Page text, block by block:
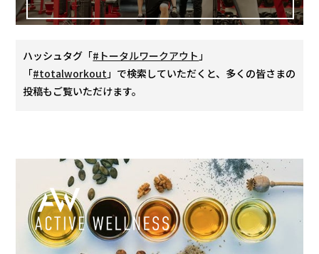
ハッシュタグ「#トータルワークアウト 」
「#totalworkout 」で検索していただくと、多くの皆さまの
投稿もご覧いただけます。